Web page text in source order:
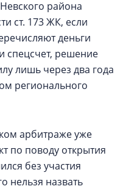
района
ст. 173 ЖК, если
деньги
спецсчет, решение
лишь через два года
регионального
арбитраже уже
по поводу открытия
без участия
нельзя назвать